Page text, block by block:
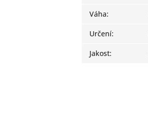
Váha:
Určení:
Jakost: